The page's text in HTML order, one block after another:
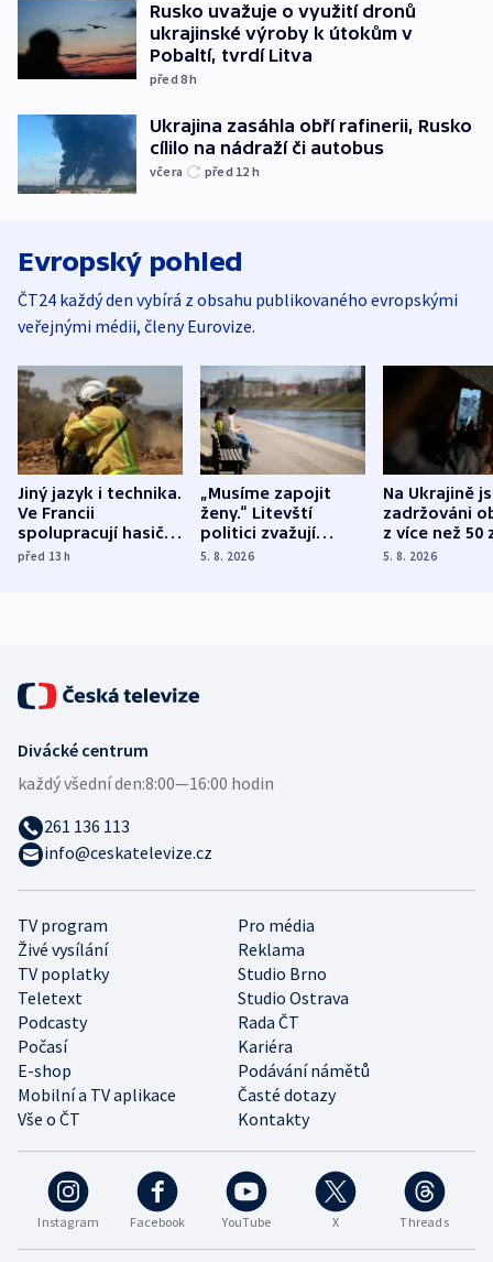
Rusko uvažuje o využití dronů
ukrajinské výroby k útokům v
Pobaltí, tvrdí Litva
před 8h
Ukrajina zasáhla obří rafinerii, Rusko
cílilo na nádraží či autobus
včera před 12 h
Evropský pohled
ČT24 každý den vybírá z obsahu publikovaného evropskými
veřejnými médii, členy Eurovize.
Jiný jazyk i technika.
Ve Francii
spolupracují hasiči z
různých zemí
před 13h
„Musíme zapojit
ženy.“ Litevští
politici zvažují
dohodu o
5. 8. 2026
Na Ukrajině
zadržováni
z více než 50
Bojovali na
5. 8. 2026
Instagram Facebook YouTube X Threads
TV program
Pro média
Živé vysílání
Reklama
TV poplatky
Studio Brno
Teletext
Studio Ostrava
Podcasty
Rada ČT
Počasí
Kariéra
E-shop
Podávání námětů
Mobilní a TV aplikace
Časté dotazy
Vše o ČT
Kontakty
Divácké centrum
každý všední den:8:00—16:00 hodin
261 136 113
info@ceskatelevize.cz